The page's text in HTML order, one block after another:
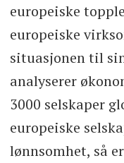
europeiske
europeiske
situasjonen til
analyserer
3000 selskaper
europeiske
lønnsomhet, så